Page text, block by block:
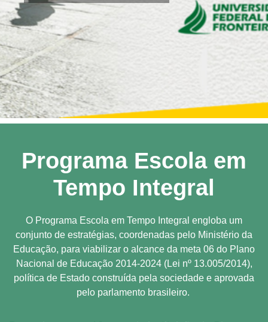
Programa Escola em
Tempo Integral
O Programa Escola em Tempo Integral engloba um
conjunto de estratégias, coordenadas pelo Ministério da
Educação, para viabilizar o alcance da meta 06 do Plano
Nacional de Educação 2014-2024 (Lei nº 13.005/2014),
política de Estado construída pela sociedade e aprovada
pelo parlamento brasileiro.